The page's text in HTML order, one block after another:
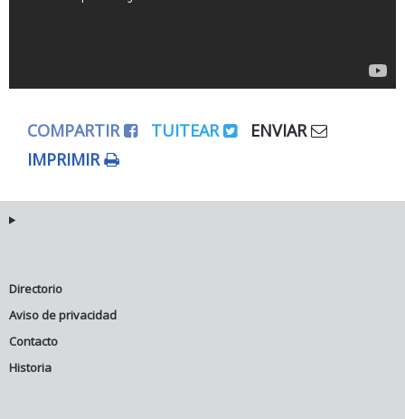
COMPARTIR TUITEAR
ENVIAR
IMPRIMIR
Directorio
Aviso de privacidad
Contacto
Historia